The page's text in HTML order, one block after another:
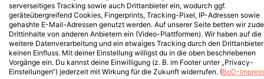
serverseitiges Tracking sowie auch Drittanbieter ein, wodurch ggf.
geräteübergreifend Cookies, Fingerprints, Tracking-Pixel, IP-Adressen sowie
gehashte E-Mail-Adressen genutzt werden. Auf unserer Seite betten wir
Drittinhalte von anderen Anbietern ein (Video-Plattformen). Wir haben auf die
weitere Datenverarbeitung und ein etwaiges Tracking durch den Drittanbieter
keinen Einfluss. Mit deiner Einstellung willigst du in die oben beschriebenen
Vorgänge ein. Du kannst deine Einwilligung (z. B. im Footer unter „Privacy-
Einstellungen“) jederzeit mit Wirkung für die Zukunft widerrufen. (BoD-